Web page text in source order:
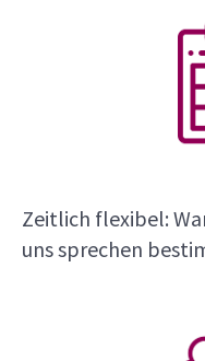
Zeitlich flexibel:
uns sprechen